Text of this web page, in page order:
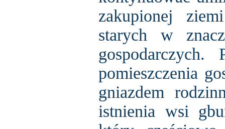
zakupionej
starych w
gospodarczych.
pomieszczenia
gniazdem
istnienia wsi